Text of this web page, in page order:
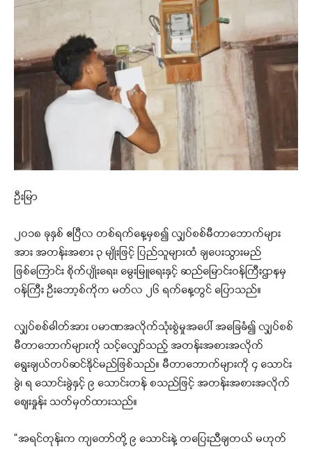
ဦးမြာ
၂၀၁၈ ခုနှစ် ဧပြီလ တစ်ရက်နေ့မှစ၍ လျှပ်စစ်မီတာဘောက်များ
အား အတန်းအစား ၃ မျိုးဖြင့် ပြည်သူများထံ ချပေးသွားမည်
ဖြစ်ကြောင်း စိုက်ပျိုးရေး၊ မွေးမြူရေးနှင့် ဆည်မြောင်းဝန်ကြီးဌာနမှ
ဝန်ကြီး ဦးဘော့စ်ကိုက မတ်လ ၂၆ ရက်နေ့တွင် ပြောသည်။
လျှပ်စစ်ဓါတ်အား ပမာဏအလိုက်သုံးစွဲမှုအပေါ် အခြေခံ၍ လျှပ်စစ်
မီတာဘောက်များကို သင့်လျှော်သည့် အတန်းအစားအလိုက်
ရွေးချယ်တပ်ဆင်နိုင်မည်ဖြစ်သည်။ မီတာဘောက်များကို ၄ သောင်း
ခွဲ၊ ရ သောင်းခွဲနှင့် ၉ သောင်းတန် စသည်ဖြင့် အတန်းအစားအလိုက်
ဈေးနှုန်း သတ်မှတ်ထားသည်။
“အရင်တုန်းက ကျတော်တို့ ၉ သောင်းနဲ့ တပြေးညီချတယ် မဟုတ်